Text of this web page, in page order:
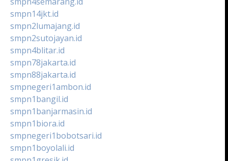
smpn14jkt.id
smpn2lumajang.id
smpn2sutojayan.id
smpn4blitar.id
smpn78jakarta.id
smpn88jakarta.id
smpnegeri1ambon.id
smpn1bangil.id
smpn1banjarmasin.id
smpn1biora.id
smpnegeri1bobotsari.id
smpn1boyolali.id